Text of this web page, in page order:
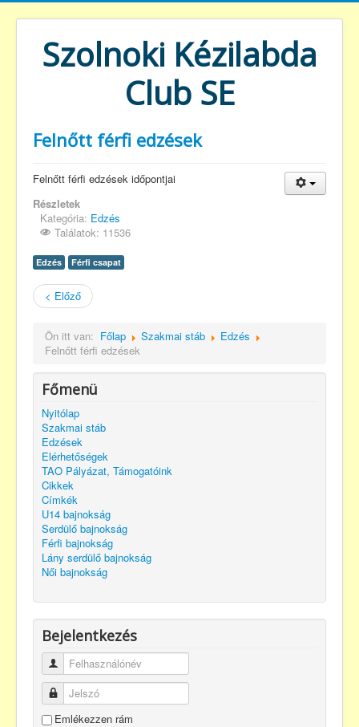
Szolnoki Kézilabda
Club SE
Felnőtt férfi edzések
Felnőtt férfi edzések időpontjai
Részletek
Kategória: Edzés
Találatok: 11536
Edzés Férfi csapat
< Előző
Ön itt van: Főlap Szakmai stáb
Edzés
Felnőtt férfi edzések
Főmenü
Nyitólap
Szakmai stáb
Edzések
Elérhetőségek
TAO Pályázat, Támogatóink
Cikkek
Címkék
U14 bajnokság
Serdülő bajnokság
Férfi bajnokság
Lány serdülő bajnokság
Női bajnokság
Bejelentkezés
Felhasználónév
Jelszó
Emlékezzen rám